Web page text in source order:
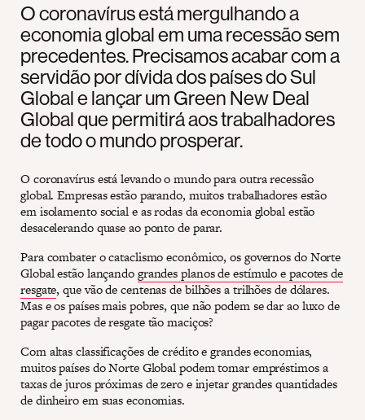
O coronavírus está mergulhando a
economia global em uma recessão sem
precedentes. Precisamos acabar com a
servidão por dívida dos países do Sul
Global e lançar um Green New Deal
Global que permitirá aos trabalhadores
de todo o mundo prosperar.
O coronavírus está levando o mundo para outra recessão
global. Empresas estão parando, muitos trabalhadores estão
em isolamento social e as rodas da economia global estão
desacelerando quase ao ponto de parar.
Para combater o cataclismo econômico, os governos do Norte
Global estão lançandograndes planos de estímulo e pacotes de
resgate, que vão de centenas de bilhões a trilhões de dólares.
Mas e os países mais pobres, que não podem se dar ao luxo de
pagar pacotes de resgate tão maciços?
Com altas classificações de crédito e grandes economias,
muitos países do Norte Global podem tomar empréstimos a
taxas de juros próximas de zero e injetar grandes quantidades
de dinheiro em suas economias.